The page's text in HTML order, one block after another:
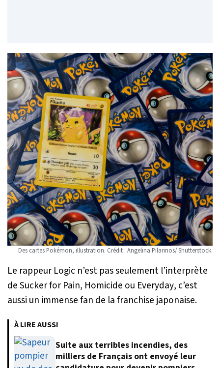
Des cartes Pokémon, illustration. Crédit : Angelina Pilarinos/ Shutterstock.
Le rappeur Logic n’est pas seulement l’interprète
deSucker for Pain, Homicide ou Everyday, c’est
aussi un immense fan de la franchise japonaise.
À LIRE AUSSI
Suite aux terribles incendies, des
milliers de Français ont envoyé leur